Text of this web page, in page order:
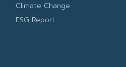
Climate Change
ESG Report